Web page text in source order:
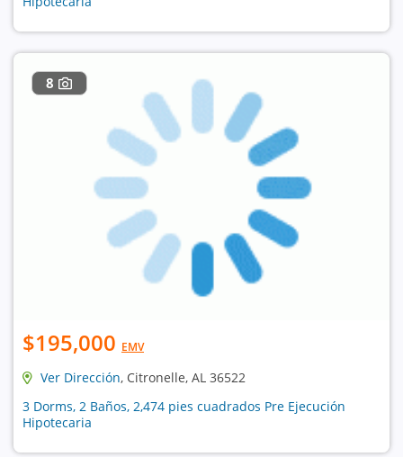
8
$195,000 EMV
Ver Dirección, Citronelle, AL 36522
3 Dorms, 2 Baños, 2,474 pies cuadrados Pre Ejecución
Hipotecaria